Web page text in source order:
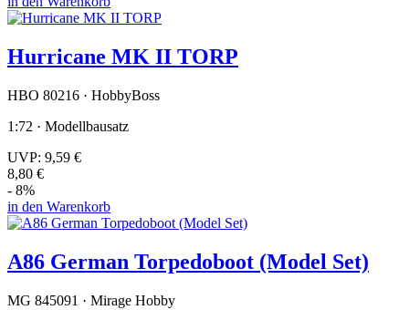
Hurricane MK II TORP
HBO 80216 · HobbyBoss
1:72 · Modellbausatz
UVP: 9,59 €
8,80 €
- 8%
in den Warenkorb
A86 German Torpedoboot (Model Set)
MG 845091 · Mirage Hobby